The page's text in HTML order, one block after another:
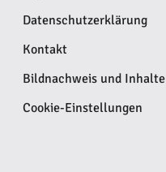
Datenschutzerklärung
Kontakt
Bildnachweis und Inhalte
Cookie-Einstellungen